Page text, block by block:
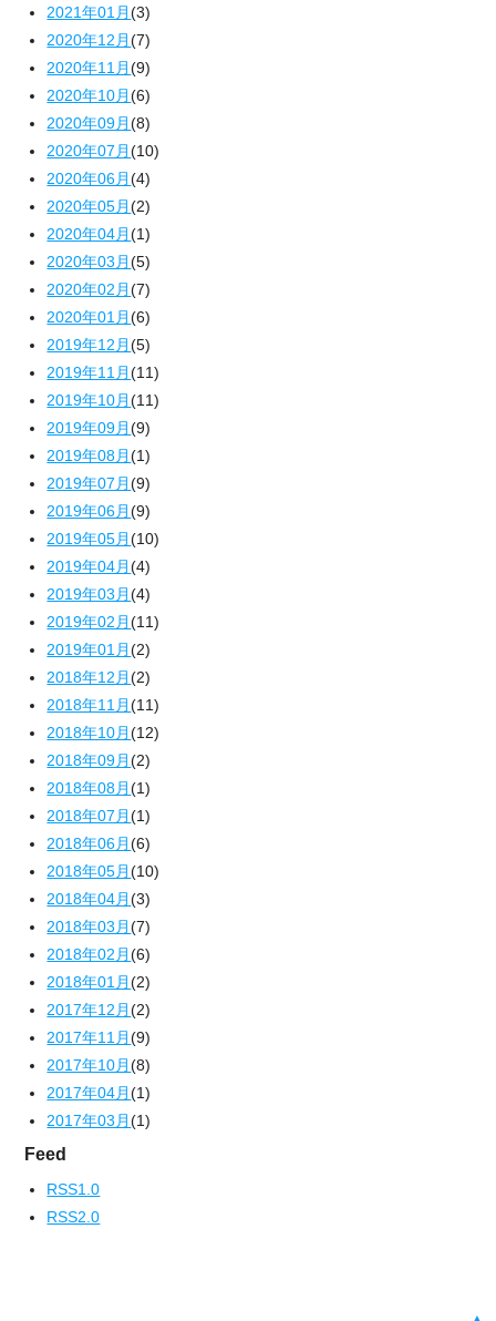
2021年01月(3)
2020年12月(7)
2020年11月(9)
2020年10月(6)
2020年09月(8)
2020年07月(10)
2020年06月(4)
2020年05月(2)
2020年04月(1)
2020年03月(5)
2020年02月(7)
2020年01月(6)
2019年12月(5)
2019年11月(11)
2019年10月(11)
2019年09月(9)
2019年08月(1)
2019年07月(9)
2019年06月(9)
2019年05月(10)
2019年04月(4)
2019年03月(4)
2019年02月(11)
2019年01月(2)
2018年12月(2)
2018年11月(11)
2018年10月(12)
2018年09月(2)
2018年08月(1)
2018年07月(1)
2018年06月(6)
2018年05月(10)
2018年04月(3)
2018年03月(7)
2018年02月(6)
2018年01月(2)
2017年12月(2)
2017年11月(9)
2017年10月(8)
2017年04月(1)
2017年03月(1)
Feed
RSS1.0
RSS2.0